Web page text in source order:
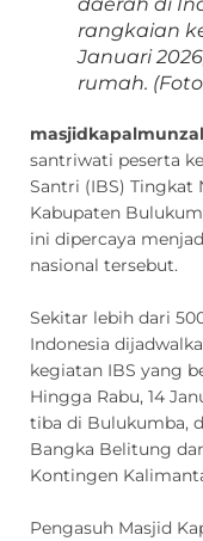
rangkaian
Januari
rumah.
santriwati peserta
Santri (IBS) Tingkat
Kabupaten
ini dipercaya
nasional tersebut.
Sekitar lebih dari
Indonesia
kegiatan IBS yang
Hingga Rabu, 14
tiba di Bulukumba,
Bangka Belitung
Kontingen
Pengasuh Masjid